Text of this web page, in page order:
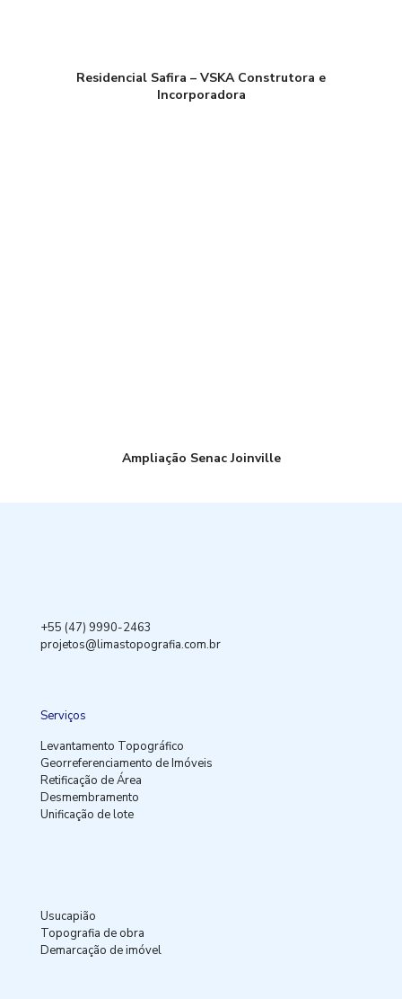
Residencial Safira – VSKA Construtora e
Incorporadora
Ampliação Senac Joinville
+55 (47) 9990-2463
projetos@limastopografia.com.br
Serviços
Levantamento Topográfico
Georreferenciamento de Imóveis
Retificação de Área
Desmembramento
Unificação de lote
Usucapião
Topografia de obra
Demarcação de imóvel